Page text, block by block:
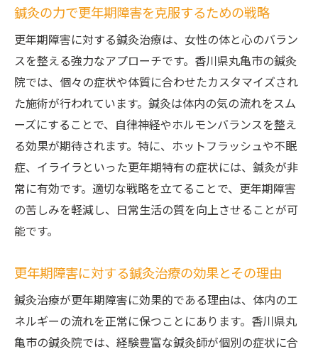
鍼灸の力で更年期障害を克服するための戦略
更年期障害に対する鍼灸治療は、女性の体と心のバラン
スを整える強力なアプローチです。香川県丸亀市の鍼灸
院では、個々の症状や体質に合わせたカスタマイズされ
た施術が行われています。鍼灸は体内の気の流れをスム
ーズにすることで、自律神経やホルモンバランスを整え
る効果が期待されます。特に、ホットフラッシュや不眠
症、イライラといった更年期特有の症状には、鍼灸が非
常に有効です。適切な戦略を立てることで、更年期障害
の苦しみを軽減し、日常生活の質を向上させることが可
能です。
更年期障害に対する鍼灸治療の効果とその理由
鍼灸治療が更年期障害に効果的である理由は、体内のエ
ネルギーの流れを正常に保つことにあります。香川県丸
亀市の鍼灸院では、経験豊富な鍼灸師が個別の症状に合